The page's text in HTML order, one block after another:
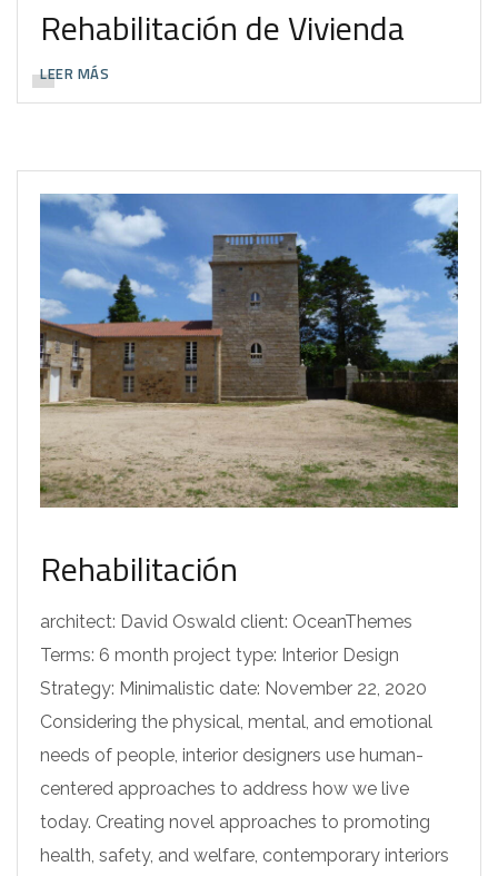
Rehabilitación de Vivienda
LEER MÁS
Rehabilitación
architect: David Oswald client: OceanThemes
Terms: 6 month project type: Interior Design
Strategy: Minimalistic date: November 22, 2020
Considering the physical, mental, and emotional
needs of people, interior designers use human-
centered approaches to address how we live
today. Creating novel approaches to promoting
health, safety, and welfare, contemporary interiors